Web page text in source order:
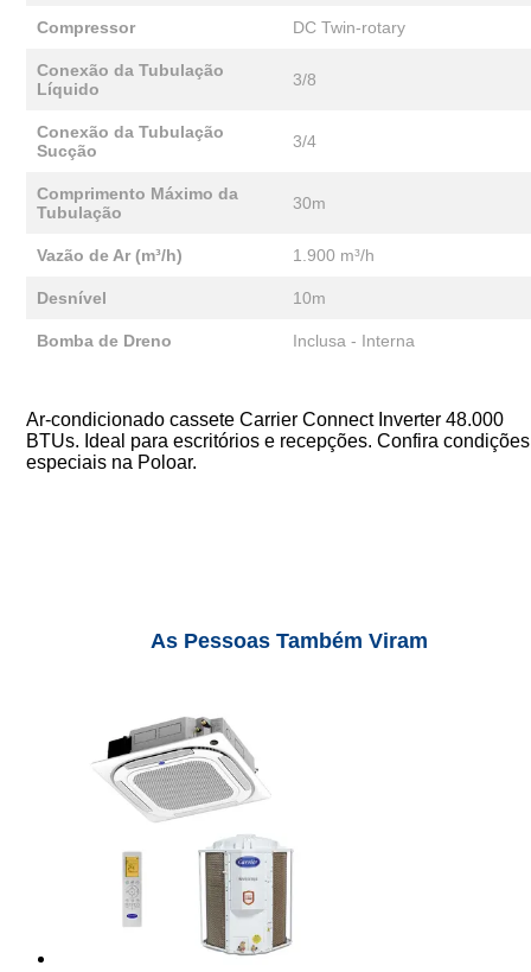
Compressor DC Twin-rotary
Conexão da Tubulação
Líquido
3/8
Conexão da Tubulação
Sucção
3/4
Comprimento Máximo da
Tubulação
30m
Vazão de Ar (m³/h) 1.900 m³/h
Desnível 10m
Bomba de Dreno Inclusa - Interna
Ar-condicionado cassete Carrier Connect Inverter 48.000
BTUs. Ideal para escritórios e recepções. Confira condições
especiais na Poloar.
As Pessoas Também Viram